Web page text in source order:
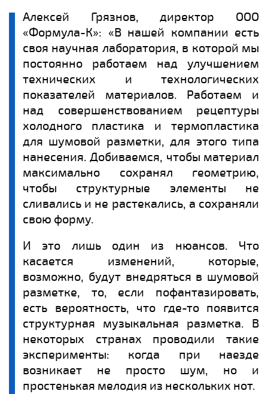
Алексей Грязнов, директор ООО
«Формула-К»: «В нашей компании есть
своя научная лаборатория, в которой мы
постоянно работаем над улучшением
технических и технологических
показателей материалов. Работаем и
над совершенствованием рецептуры
холодного пластика и термопластика
для шумовой разметки, для этого типа
нанесения. Добиваемся, чтобы материал
максимально сохранял геометрию,
чтобы структурные элементы не
сливались и не растекались, а сохраняли
свою форму.
И это лишь один из нюансов. Что
касается изменений, которые,
возможно, будут внедряться в шумовой
разметке, то, если пофантазировать,
есть вероятность, что где-то появится
структурная музыкальная разметка. В
некоторых странах проводили такие
эксперименты: когда при наезде
возникает не просто шум, но и
простенькая мелодия из нескольких нот.